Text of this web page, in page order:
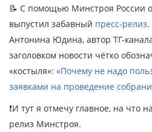
📝 С помощью Минстроя России
выпустил забавный пресс-релиз.
Антонина Юдина, автор ТГ-
заголовком новости чётко
«костыля»: «Почему не надо
заявками на проведение
❗️И тут я отмечу главное, на что
релиз Минстроя.